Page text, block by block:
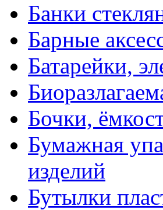
Банки
Барные
Батарейки,
Бочки,
Бумажная
изделий
Бутылки